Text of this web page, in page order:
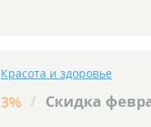
Красота и здоровье
3% / Скидка